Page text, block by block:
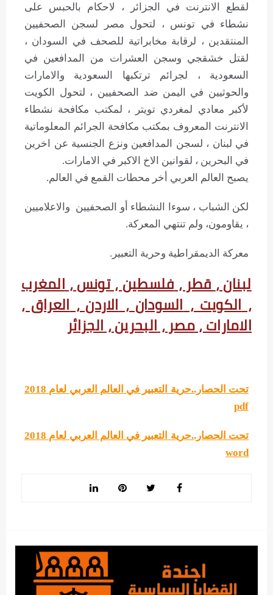
لقطع الانترنت في الجزائر ، لاحكام بالحبس على
نشطاء في تونس ، لتحول مصر لسجن الصحفيين
المنتقدين ، لرقابة مخابراتية للصحف في السودان ،
لقتل خشقجي وسجن العشرات من المدافعين في
السعودية ، لجرائم ترتكبها السعودية والامارات
والحوثيين في اليمن ضد الصحفيين ، لتحول الكويت
لأكبر معادي لمغردي تويتر ، لمكتب مكافحة نشطاء
الانترنت المعروف بمكتب مكافحة الجرائم المعلوماتية
في لبنان ، لسجن المدافعين ونزع الجنسية عن اخرين
في البحرين ، لقوانين الاخ الاكبر في الامارات.
يصبح العالم العربي أخر محطات القمع في العالم.
لكن الشباب ، سوءا النشطاء أو الصحفيين والاعلاميين
، يقاومون، ولم تنتهي المعركة.
معركة الديمقراطية وحرية التعبير.
لبنان ،قطر ، فلسطين ، تونس ،
المغرب
،
الكويت ، السودان ، الاردن ،
العراق ،
الامارات ، مصر ، البحرين ، الجزائر
تحت الحصار..حرية التعبير في العالم العربي لعام 2018
pdf
تحت الحصار..حرية التعبير في العالم العربي لعام 2018
word